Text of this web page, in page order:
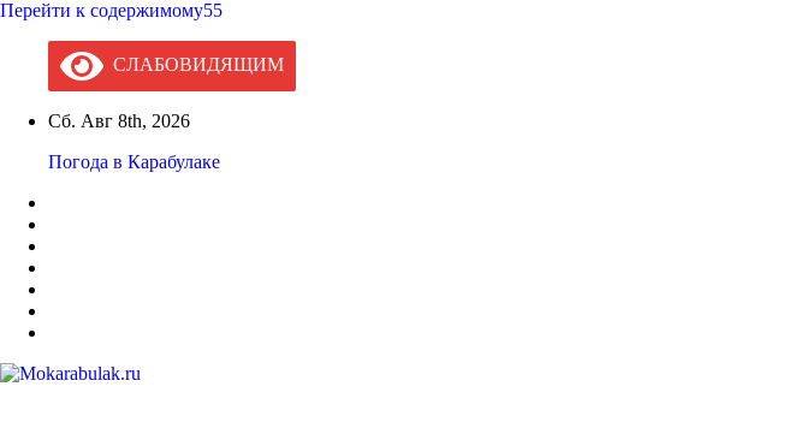
Перейти к содержимому55
СЛАБОВИДЯЩИМ
Сб. Авг 8th, 2026
Погода в Карабулаке